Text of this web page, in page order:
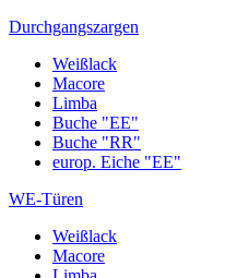
Durchgangszargen
Weißlack
Macore
Limba
Buche "EE"
Buche "RR"
europ. Eiche "EE"
WE-Türen
Weißlack
Macore